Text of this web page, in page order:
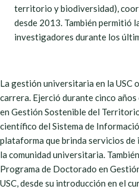
territorio y biodiversidad),
desde 2013. También permitió
investigadores durante los
La gestión universitaria en la USC
carrera. Ejerció durante cinco
en Gestión Sostenible del
científico del Sistema de
plataforma que brinda servicios
la comunidad universitaria.
Programa de Doctorado en
USC, desde su introducción en el